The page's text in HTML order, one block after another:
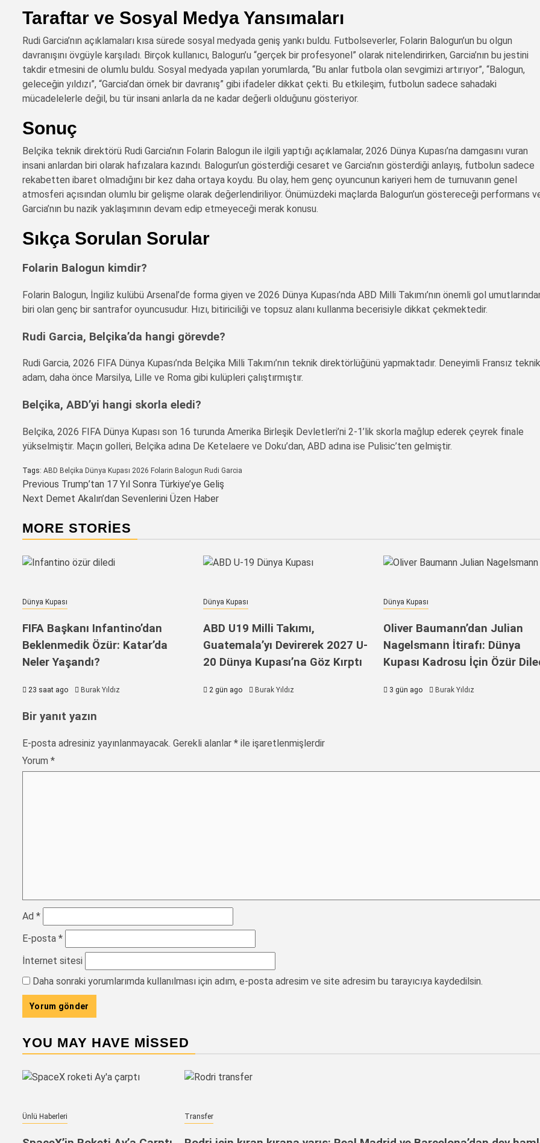
Taraftar ve Sosyal Medya Yansımaları
Rudi Garcia’nın açıklamaları kısa sürede sosyal medyada geniş yankı buldu. Futbolseverler, Folarin Balogun’un bu olgun
davranışını övgüyle karşıladı. Birçok kullanıcı, Balogun’u “gerçek bir profesyonel” olarak nitelendirirken, Garcia’nın bu jestini
takdir etmesini de olumlu buldu. Sosyal medyada yapılan yorumlarda, “Bu anlar futbola olan sevgimizi artırıyor”, “Balogun,
geleceğin yıldızı”, “Garcia’dan örnek bir davranış” gibi ifadeler dikkat çekti. Bu etkileşim, futbolun sadece sahadaki
mücadelelerle değil, bu tür insani anlarla da ne kadar değerli olduğunu gösteriyor.
Sonuç
Belçika teknik direktörü Rudi Garcia’nın Folarin Balogun ile ilgili yaptığı açıklamalar, 2026 Dünya Kupası’na damgasını vuran
insani anlardan biri olarak hafızalara kazındı. Balogun’un gösterdiği cesaret ve Garcia’nın gösterdiği anlayış, futbolun sadece
rekabetten ibaret olmadığını bir kez daha ortaya koydu. Bu olay, hem genç oyuncunun kariyeri hem de turnuvanın genel
atmosferi açısından olumlu bir gelişme olarak değerlendiriliyor. Önümüzdeki maçlarda Balogun’un göstereceği performans
Garcia’nın bu nazik yaklaşımının devam edip etmeyeceği merak konusu.
Sıkça Sorulan Sorular
Folarin Balogun kimdir?
Folarin Balogun, İngiliz kulübü Arsenal’de forma giyen ve 2026 Dünya Kupası’nda ABD Milli Takımı’nın önemli gol
biri olan genç bir santrafor oyuncusudur. Hızı, bitiriciliği ve topsuz alanı kullanma becerisiyle dikkat çekmektedir.
Rudi Garcia, Belçika’da hangi görevde?
Rudi Garcia, 2026 FIFA Dünya Kupası’nda Belçika Milli Takımı’nın teknik direktörlüğünü yapmaktadır. Deneyimli Fransız teknik
adam, daha önce Marsilya, Lille ve Roma gibi kulüpleri çalıştırmıştır.
Belçika, ABD’yi hangi skorla eledi?
Belçika, 2026 FIFA Dünya Kupası son 16 turunda Amerika Birleşik Devletleri’ni 2-1’lik skorla mağlup ederek çeyrek finale
yükselmiştir. Maçın golleri, Belçika adına De Ketelaere ve Doku’dan, ABD adına ise Pulisic’ten gelmiştir.
Tags: ABD Belçika Dünya Kupası 2026 Folarin Balogun Rudi Garcia
Post
navigation
Previous Trump’tan 17 Yıl Sonra Türkiye’ye Geliş
Next Demet Akalın’dan Sevenlerini Üzen Haber
MORE STORIES
Dünya Kupası
FIFA Başkanı Infantino’dan
Beklenmedik Özür: Katar’da
Neler Yaşandı?
23 saat ago Burak Yıldız
Dünya Kupası
ABD U19 Milli Takımı,
Guatemala’yı Devirerek 2027 U-
20 Dünya Kupası’na Göz Kırptı
2 gün ago Burak Yıldız
Dünya Kupası
Oliver Baumann’dan Julian
Nagelsmann İtirafı: Dünya
Kupası Kadrosu İçin Özür
3 gün ago Burak Yıldız
Bir yanıt yazın
E-posta adresiniz yayınlanmayacak. Gerekli alanlar * ile işaretlenmişlerdir
Yorum *
Ad *
E-posta *
İnternet sitesi
Daha sonraki yorumlarımda kullanılması için adım, e-posta adresim ve site adresim bu tarayıcıya kaydedilsin.
YOU MAY HAVE MISSED
Ünlü Haberleri Transfer